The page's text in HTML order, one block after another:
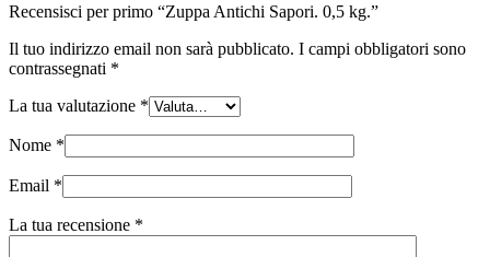
Recensisci per primo “Zuppa Antichi Sapori. 0,5 kg.”
Il tuo indirizzo email non sarà pubblicato. I campi obbligatori sono
contrassegnati *
La tua valutazione *
Nome *
Email *
La tua recensione *